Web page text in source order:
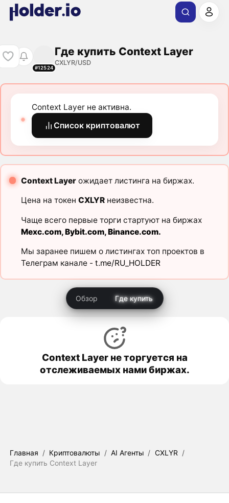
#12524
Где купить Context Layer
CXLYR/USD
Context Layer не активна.
Список криптовалют
Context Layerожидает листинга на биржах.
Цена на токен CXLYRнеизвестна.
Чаще всего первые торги стартуют на биржах
Mexc.com,Bybit.com,Binance.com.
Мы заранее пишем о листингах топ проектов в
Телеграм канале - t.me/RU_HOLDER
Обзор Где купить
Context Layer не торгуется на
отслеживаемых нами биржах.
Главная / Криптовалюты / AI Агенты / CXLYR /
Где купить Context Layer